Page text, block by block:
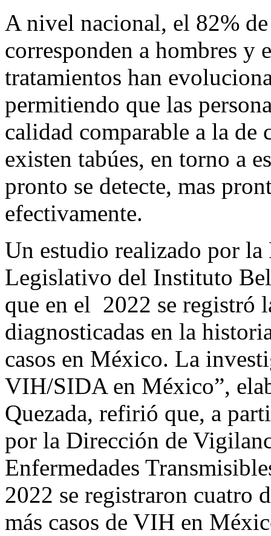
A nivel nacional, el 82%
corresponden a hombres y
tratamientos han
permitiendo que las
calidad comparable a la de
existen tabúes, en torno a
pronto se detecte, mas
efectivamente.
Un estudio realizado por
Legislativo del Instituto
que en el 2022 se registró
diagnosticadas en la
casos en México. La
VIH/SIDA en México”,
Quezada, refirió que, a
por la Dirección de
Enfermedades
2022 se registraron cuatro
más casos de VIH en